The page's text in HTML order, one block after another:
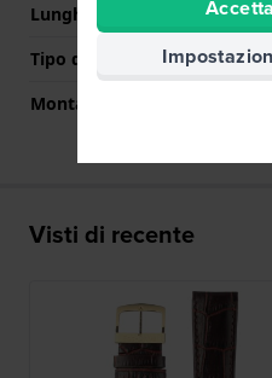
Lunghezza Parte Inferiore
Tipo di montatura
Montatura dritta
Visti di recente